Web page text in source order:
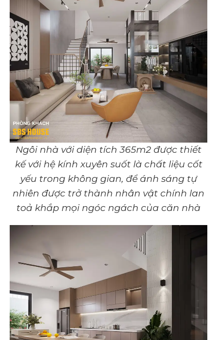
Ngôi nhà với diện tích 365m2 được thiết
kế với hệ kính xuyên suốt là chất liệu cốt
yếu trong không gian, để ánh sáng tự
nhiên được trở thành nhân vật chính lan
toả khắp mọi ngóc ngách của căn nhà